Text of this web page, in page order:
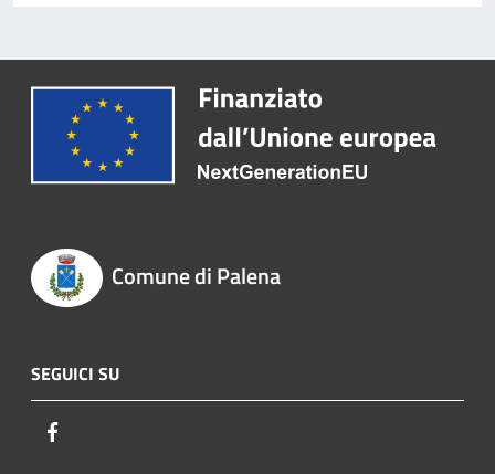
Comune di Palena
SEGUICI SU